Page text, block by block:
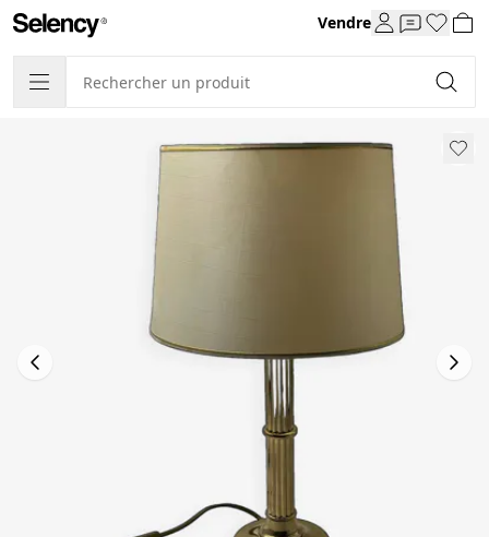
Vendre